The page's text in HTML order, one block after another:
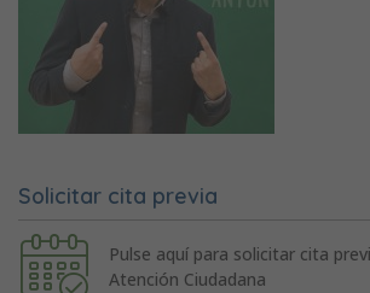
Solicitar cita previa
Pulse aquí para solicitar cita
Atención Ciudadana